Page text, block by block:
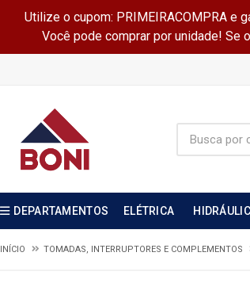
Utilize o cupom: PRIMEIRACOMPRA e
Você pode comprar por unidade! Se
DEPARTAMENTOS ELÉTRICA
INÍCIO TOMADAS, INTERRUPTORES E COMPLEMENTOS